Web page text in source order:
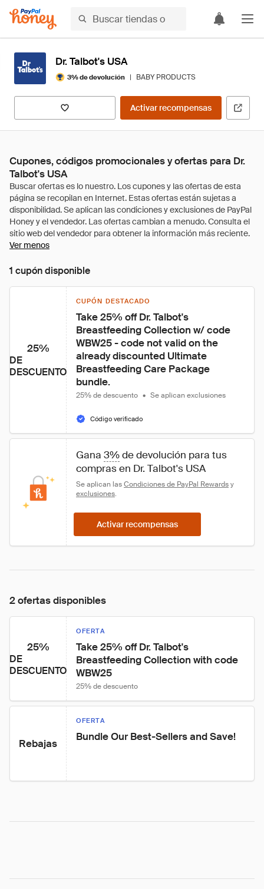
Dr. Talbot's USA
3% de devolución | BABY PRODUCTS
Activar recompensas
Cupones, códigos promocionales y ofertas para Dr.
Talbot's USA
Ver menos
1 cupón disponible
25%
DE
DESCUENTO
CUPÓN DESTACADO
Take 25% off Dr. Talbot's
Breastfeeding Collection w/ code
WBW25 - code not valid on the
already discounted Ultimate
Breastfeeding Care Package
bundle.
25% de descuento • Se aplican exclusiones
Código verificado
Gana 3% de devolución para tus
compras en Dr. Talbot's USA
Se aplican las Condiciones de PayPal Rewards y
exclusiones.
Activar recompensas
2 ofertas disponibles
25%
DE
DESCUENTO
OFERTA
Take 25% off Dr. Talbot's
Breastfeeding Collection with code
WBW25
25% de descuento
Rebajas
OFERTA
Bundle Our Best-Sellers and Save!